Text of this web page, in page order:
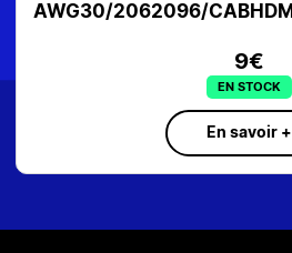
AWG30/2062096/
9€
EN STOCK
En savoir +